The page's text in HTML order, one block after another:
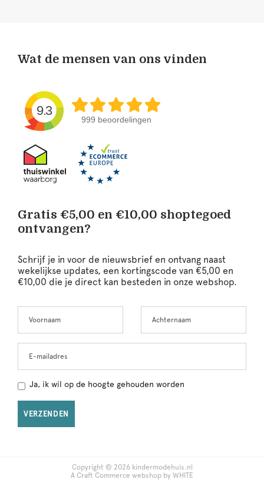
Wat de mensen van ons vinden
9.3
999 beoordelingen
Gratis €5,00 en €10,00 shoptegoed
ontvangen?
Schrijf je in voor de nieuwsbrief en ontvang naast
wekelijkse updates, een kortingscode van €5,00 en
€10,00 die je direct kan besteden in onze webshop.
this
Ja, ik wil op de hoogte gehouden worden
VERZENDEN
Copyright © 2026 kindermodehuis.nl
A Craft Commerce webshop by WHITE